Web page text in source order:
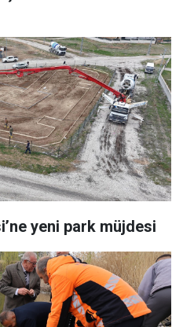
yeni park müjdesi